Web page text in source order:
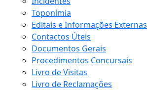
Toponímia
Editais e Informações Externas
Contactos Úteis
Documentos Gerais
Procedimentos Concursais
Livro de Visitas
Livro de Reclamações